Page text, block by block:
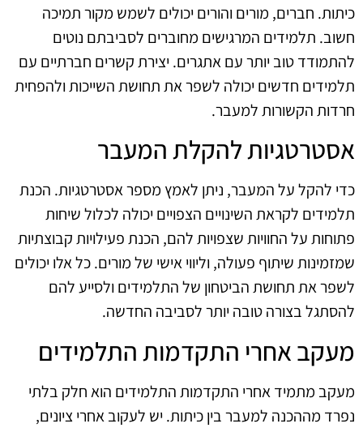
כיתות. חברים, מורים והורים יכולים לשמש מקור תמיכה
חשוב. תלמידים המרגישים מחוברים לסביבתם נוטים
להתמודד טוב יותר עם אתגרים. יצירת קשרים חברתיים עם
תלמידים חדשים יכולה לשפר את תחושת השייכות ולהפחית
חרדות הקשורות למעבר.
אסטרטגיות להקלת המעבר
כדי להקל על המעבר, ניתן לאמץ מספר אסטרטגיות. הכנת
תלמידים לקראת השינויים הצפויים יכולה לכלול שיחות
פתוחות על החוויות שצפויות להם, הכנת פעילויות קבוצתיות
שמזמינות שיתוף פעולה, וליווי אישי של מורים. כל אלו יכולים
לשפר את תחושת הביטחון של התלמידים ולסייע להם
להסתגל בצורה טובה יותר לסביבה החדשה.
מעקב אחרי התקדמות התלמידים
מעקב מתמיד אחרי התקדמות התלמידים הוא חלק בלתי
נפרד מההכנה למעבר בין כיתות. יש לעקוב אחרי ציונים,